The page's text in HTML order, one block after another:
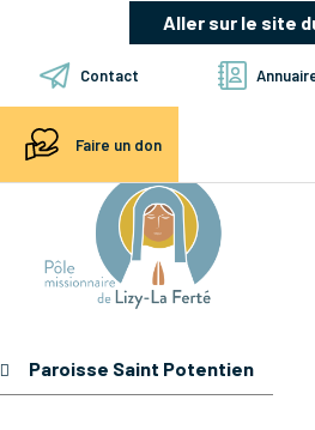
Aller sur le site
Contact
Faire un don
Paroisse Saint Potentien